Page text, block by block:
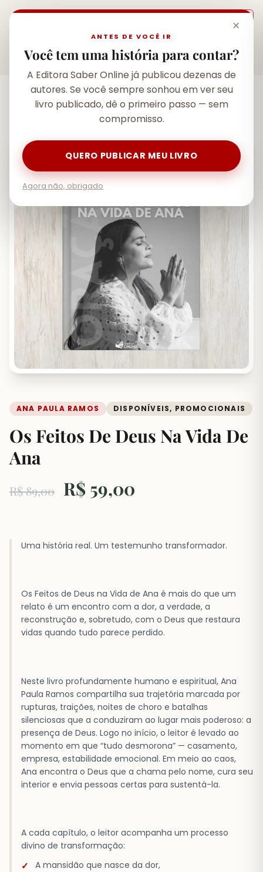
/Catálogo/ Os Feitos De Deus Na Vida De Ana
OFERTA
ANA PAULA RAMOS DISPONÍVEIS, PROMOCIONAIS
Os Feitos De Deus Na Vida De
Ana
R$89,00 R$ 59,00
Uma história real. Um testemunho transformador.
Os Feitos de Deus na Vida de Ana é mais do que um
relato é um encontro com a dor, a verdade, a
reconstrução e, sobretudo, com o Deus que restaura
vidas quando tudo parece perdido.
Neste livro profundamente humano e espiritual, Ana
Paula Ramos compartilha sua trajetória marcada por
rupturas, traições, noites de choro e batalhas
silenciosas que a conduziram ao lugar mais poderoso: a
presença de Deus. Logo no início, o leitor é levado ao
momento em que “tudo desmorona” — casamento,
empresa, estabilidade emocional. Em meio ao caos,
Ana encontra o Deus que a chama pelo nome, cura seu
interior e envia pessoas certas para sustentá-la.
A cada capítulo, o leitor acompanha um processo
divino de transformação:
A mansidão que nasce da dor,
×
ANTES DE VOCÊ IR
Você tem uma história para contar?
A Editora Saber Online já publicou dezenas de
autores. Se você sempre sonhou em ver seu
livro publicado, dê o primeiro passo — sem
compromisso.
QUERO PUBLICAR MEU LIVRO
Agora não, obrigado